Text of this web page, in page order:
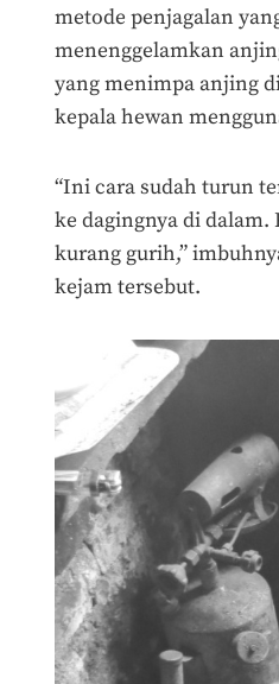
metode penjagalan
menenggelamkan
yang menimpa anjing
kepala hewan
“Ini cara sudah turun
ke dagingnya di
kurang gurih,”
kejam tersebut.